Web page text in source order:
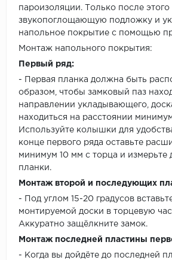
пароизоляции. Только после этого
звукопоглощающую подложку и
напольное покрытие с помощью
Монтаж напольного покрытия:
Первый ряд:
- Первая планка должна быть
образом, чтобы замковый паз
направлении укладывающего,
находиться на расстоянии
Используйте колышки для
конце первого ряда оставьте
минимум 10 мм с торца и измерьте
планки.
Монтаж второй и последующих
- Под углом 15-20 градусов
монтируемой доски в торцевую
Аккуратно защёлкните замок.
Монтаж последней пластины
- Когда вы дойдёте до последней